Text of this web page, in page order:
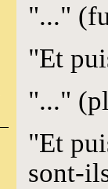
"..."
"Et
"..."
"Et
sont-